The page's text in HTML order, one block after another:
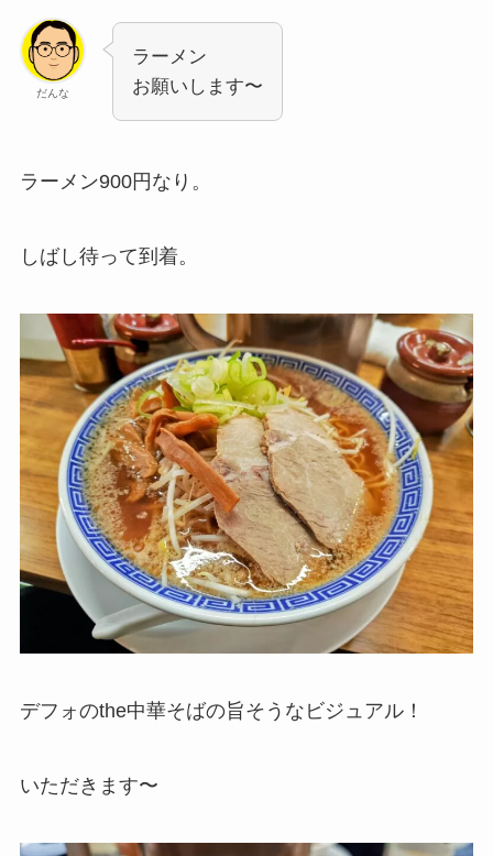
だんな
ラーメン
お願いします〜
ラーメン900円なり。
しばし待って到着。
デフォのthe中華そばの旨そうなビジュアル！
いただきます〜